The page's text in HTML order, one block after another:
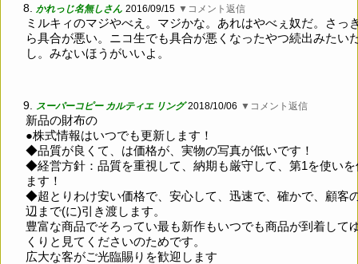
8. かれっじ名無しさん 2016/09/15 ▼コメント返信
ミルキィのマジやべえ。マジかな。あれはやべぇ奴だ。さっ
ら具合が悪い。ニコ生でも具合が悪くなったやつ続出みたい
し。みないほうがいいよ。
9. スーパーコピー カルティエ リング 2018/10/06 ▼コメント返信
新品の財布の
●株式情報はいつでも更新します！
◆品質が良くて、は価格が、実物の写真が低いです！
◆経営方針：品質を重視して、納期も厳守して、第1を使いを
ます！
◆超とりわけ安い価格で、安心して、迅速で、確かで、顧客
辺まで(に)引き渡します。
豊富な商品でそろってい最も新作もいつでも商品が到着して
くりと見てくださいのためです。
広大な客がご光臨賜りを歓迎します